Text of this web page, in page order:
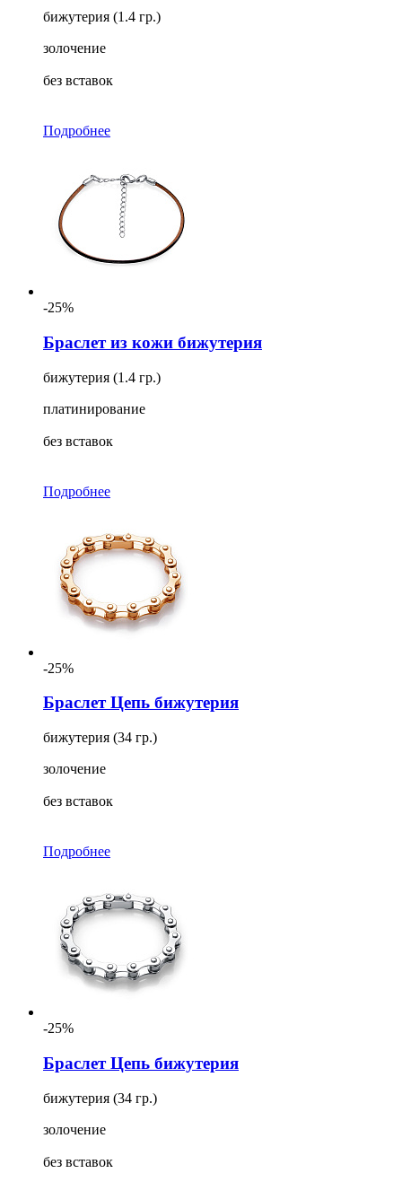
бижутерия (1.4 гр.)
золочение
без вставок
Подробнее
-25%
Браслет из кожи бижутерия
бижутерия (1.4 гр.)
платинирование
без вставок
Подробнее
-25%
Браслет Цепь бижутерия
бижутерия (34 гр.)
золочение
без вставок
Подробнее
-25%
Браслет Цепь бижутерия
бижутерия (34 гр.)
золочение
без вставок